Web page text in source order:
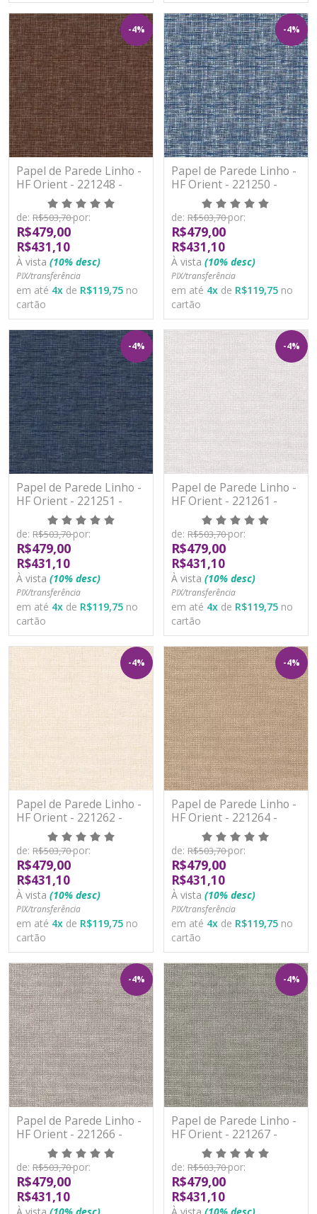
-4%
Papel de Parede Linho -
HF Orient - 221248 -
Vinílico - TNT
de: R$503,70por:
R$479,00
R$431,10
À vista (10% desc)
PIX/transferência
em até 4x de R$119,75 no
cartão
-4%
Papel de Parede Linho -
HF Orient - 221250 -
Vinílico - TNT
de: R$503,70por:
R$479,00
R$431,10
À vista (10% desc)
PIX/transferência
em até 4x de R$119,75 no
cartão
-4%
Papel de Parede Linho -
HF Orient - 221251 -
Vinílico - TNT
de: R$503,70por:
R$479,00
R$431,10
À vista (10% desc)
PIX/transferência
em até 4x de R$119,75 no
cartão
-4%
Papel de Parede Linho -
HF Orient - 221261 -
Vinílico - TNT
de: R$503,70por:
R$479,00
R$431,10
À vista (10% desc)
PIX/transferência
em até 4x de R$119,75 no
cartão
-4%
Papel de Parede Linho -
HF Orient - 221262 -
Vinílico - TNT
de: R$503,70por:
R$479,00
R$431,10
À vista (10% desc)
PIX/transferência
em até 4x de R$119,75 no
cartão
-4%
Papel de Parede Linho -
HF Orient - 221264 -
Vinílico - TNT
de: R$503,70por:
R$479,00
R$431,10
À vista (10% desc)
PIX/transferência
em até 4x de R$119,75 no
cartão
-4%
Papel de Parede Linho -
HF Orient - 221266 -
Vinílico - TNT
de: R$503,70por:
R$479,00
R$431,10
À vista (10% desc)
-4%
Papel de Parede Linho -
HF Orient - 221267 -
Vinílico - TNT
de: R$503,70por:
R$479,00
R$431,10
À vista (10% desc)